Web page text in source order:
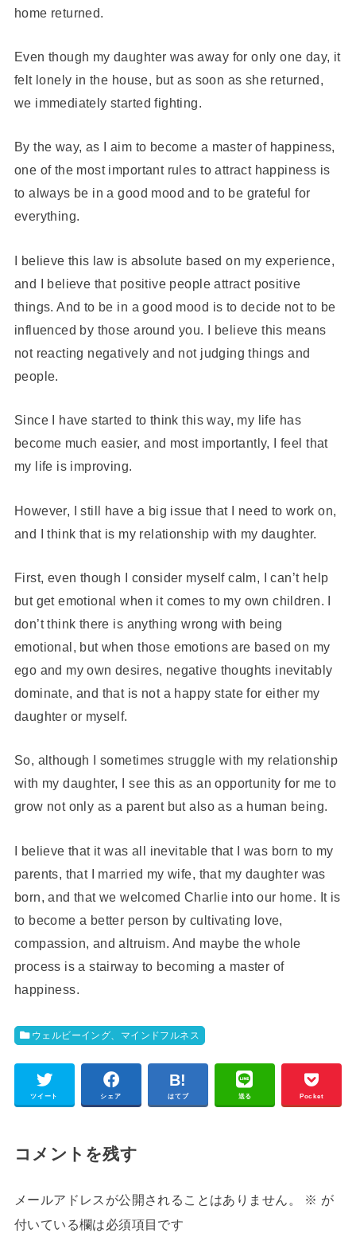
home returned.
Even though my daughter was away for only one day, it
felt lonely in the house, but as soon as she returned,
we immediately started fighting.
By the way, as I aim to become a master of happiness,
one of the most important rules to attract happiness is
to always be in a good mood and to be grateful for
everything.
I believe this law is absolute based on my experience,
and I believe that positive people attract positive
things. And to be in a good mood is to decide not to be
influenced by those around you. I believe this means
not reacting negatively and not judging things and
people.
Since I have started to think this way, my life has
become much easier, and most importantly, I feel that
my life is improving.
However, I still have a big issue that I need to work on,
and I think that is my relationship with my daughter.
First, even though I consider myself calm, I can’t help
but get emotional when it comes to my own children. I
don’t think there is anything wrong with being
emotional, but when those emotions are based on my
ego and my own desires, negative thoughts inevitably
dominate, and that is not a happy state for either my
daughter or myself.
So, although I sometimes struggle with my relationship
with my daughter, I see this as an opportunity for me to
grow not only as a parent but also as a human being.
I believe that it was all inevitable that I was born to my
parents, that I married my wife, that my daughter was
born, and that we welcomed Charlie into our home. It is
to become a better person by cultivating love,
compassion, and altruism. And maybe the whole
process is a stairway to becoming a master of
happiness.
ウェルビーイング、マインドフルネス
ツイート シェア はてブ 送る Pocket
コメントを残す
メールアドレスが公開されることはありません。 ※ が
付いている欄は必須項目です